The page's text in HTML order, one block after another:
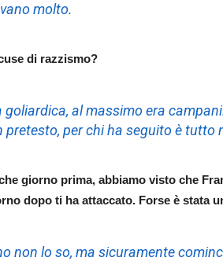
molto.
di razzismo?
al massimo era
pretesto, per chi ha seguito è tutto
giorno prima, abbiamo visto che
dopo ti ha attaccato. Forse è stata
non lo so, ma sicuramente